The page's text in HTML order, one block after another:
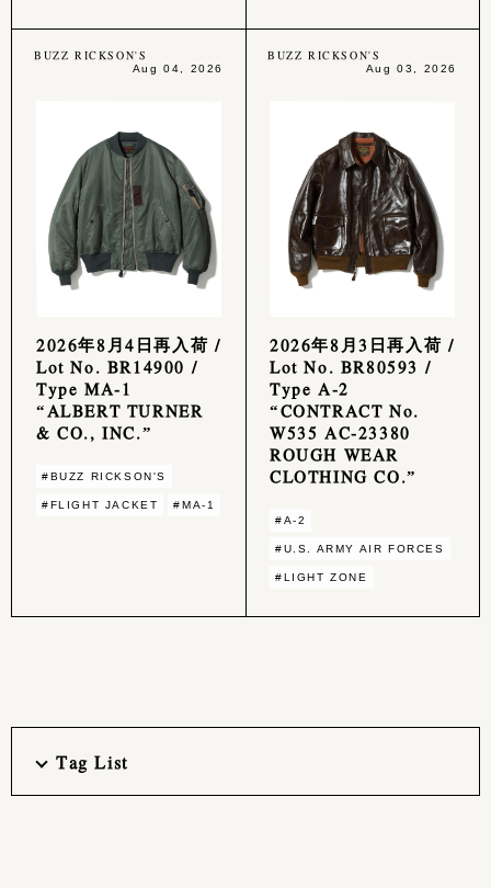
BUZZ RICKSON'S
Aug 04, 2026
2026年8月4日再入荷 /
Lot No. BR14900 /
Type MA-1
“ALBERT TURNER
& CO., INC.”
#BUZZ RICKSON'S
#FLIGHT JACKET #MA-1
BUZZ RICKSON'S
Aug 03, 2026
2026年8月3日再入荷 /
Lot No. BR80593 /
Type A-2
“CONTRACT No.
W535 AC-23380
ROUGH WEAR
CLOTHING CO.”
#A-2
#U.S. ARMY AIR FORCES
#LIGHT ZONE
Tag List